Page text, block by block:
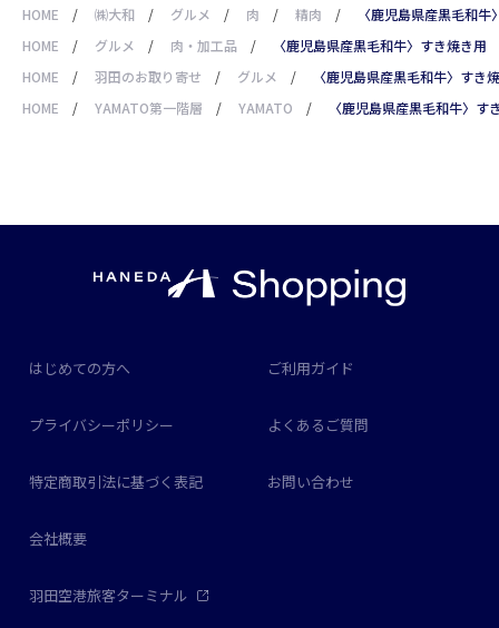
HOME / ㈱大和 / グルメ / 肉 / 精肉 /
〈鹿児島県産黒毛和牛
HOME
/ グルメ / 肉・加工品 /
〈鹿児島県産黒毛和牛〉すき焼き用
HOME
/ 羽田のお取り寄せ / グルメ /
〈鹿児島県産黒毛和牛〉すき
HOME
/ YAMATO第一階層 / YAMATO / 〈鹿児島県産黒毛和牛〉す
はじめての方へ ご利用ガイド
プライバシーポリシー よくあるご質問
特定商取引法に基づく表記 お問い合わせ
会社概要
羽田空港旅客ターミナル